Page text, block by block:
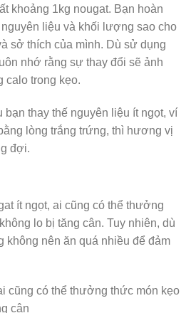
khoảng 1kg nougat. Bạn hoàn
liệu và khối lượng sao cho
sở thích của mình. Dù sử dụng
nhớ rằng sự thay đổi sẽ ảnh
calo trong kẹo.
thay thế nguyên liệu ít ngọt, ví
lòng trắng trứng, thì hương vị
đợi.
ít ngọt, ai cũng có thể thưởng
lo bị tăng cân. Tuy nhiên, dù
không nên ăn quá nhiều để đảm